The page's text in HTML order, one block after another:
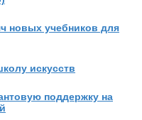
новых учебников для
искусств
поддержку на